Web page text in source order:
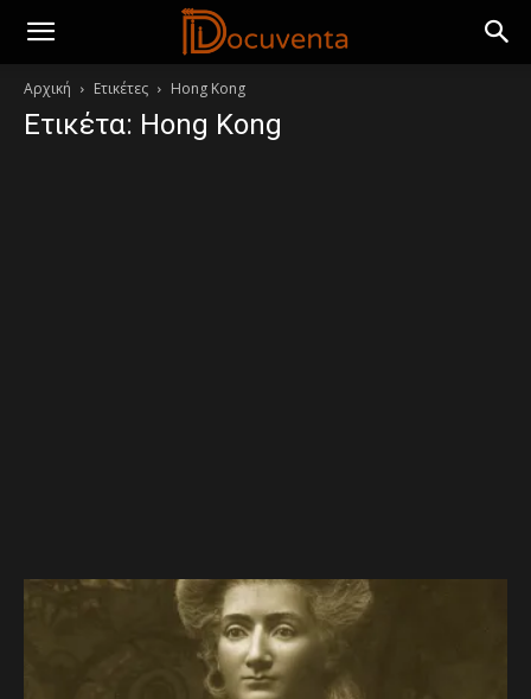
Αρχική Ετικέτες Hong Kong
Ετικέτα: Hong Kong